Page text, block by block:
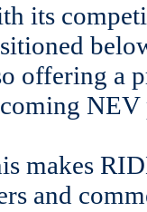
its
offering a
NEV
makes
and